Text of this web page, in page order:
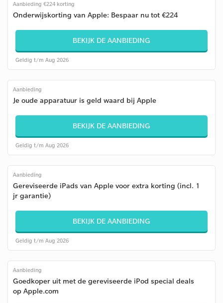
Aanbieding €224 korting
Onderwijskorting van Apple: Bespaar nu tot €224
BEKIJK DE AANBIEDING
Geldig t/m Aug 2026
Aanbieding
Je oude apparatuur is geld waard bij Apple
BEKIJK DE AANBIEDING
Geldig t/m Aug 2026
Aanbieding
Gereviseerde iPads van Apple voor extra korting (incl. 1
jr garantie)
BEKIJK DE AANBIEDING
Geldig t/m Aug 2026
Aanbieding
Goedkoper uit met de gereviseerde iPod special deals
op Apple.com